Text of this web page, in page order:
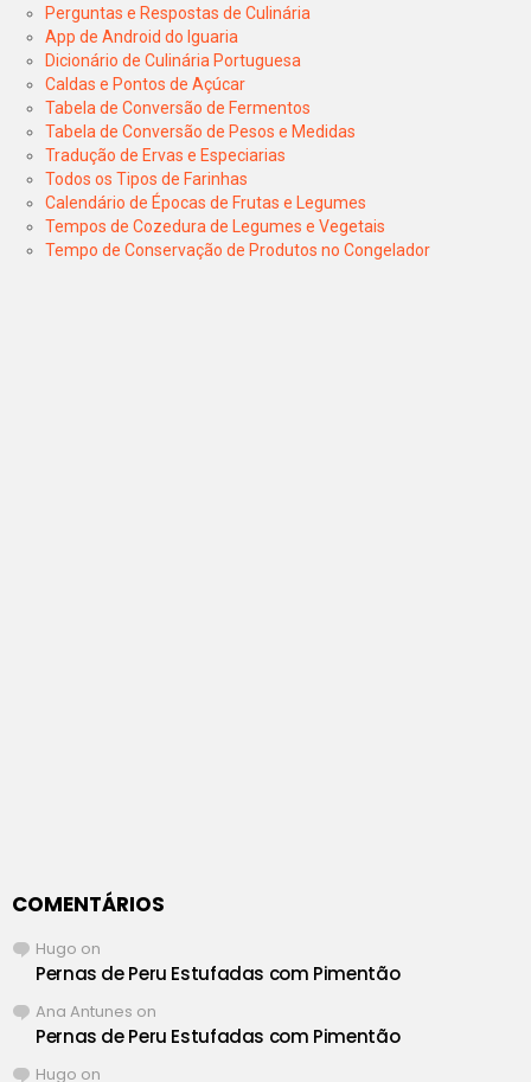
Perguntas e Respostas de Culinária
App de Android do Iguaria
Dicionário de Culinária Portuguesa
Caldas e Pontos de Açúcar
Tabela de Conversão de Fermentos
Tabela de Conversão de Pesos e Medidas
Tradução de Ervas e Especiarias
Todos os Tipos de Farinhas
Calendário de Épocas de Frutas e Legumes
Tempos de Cozedura de Legumes e Vegetais
Tempo de Conservação de Produtos no Congelador
COMENTÁRIOS
Hugo on
Pernas de Peru Estufadas com Pimentão
Ana Antunes on
Pernas de Peru Estufadas com Pimentão
Hugo on